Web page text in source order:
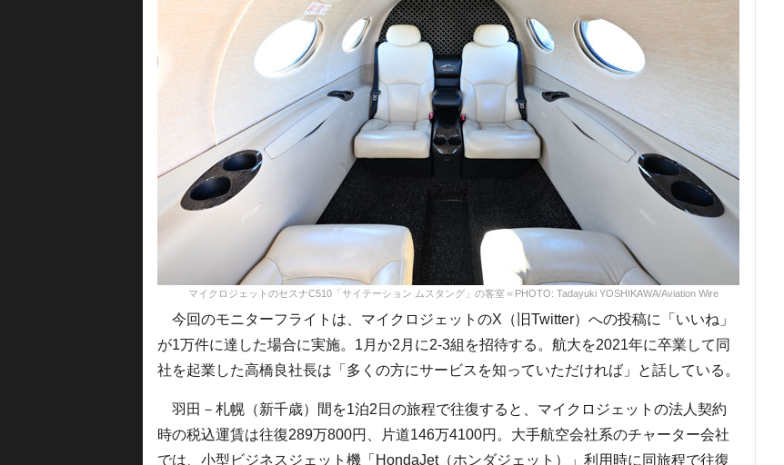
マイクロジェットのセスナC510「サイテーション ムスタング」の客室＝PHOTO: Tadayuki YOSHIKAWA/Aviation Wire
今回のモニターフライトは、マイクロジェットのX（旧Twitter）への投稿に「いいね」
が1万件に達した場合に実施。1月か2月に2-3組を招待する。航大を2021年に卒業して同
社を起業した高橋良社長は「多くの方にサービスを知っていただければ」と話している。
羽田－札幌（新千歳）間を1泊2日の旅程で往復すると、マイクロジェットの法人契約
時の税込運賃は往復289万800円、片道146万4100円。大手航空会社系のチャーター会社
では、小型ビジネスジェット機「HondaJet（ホンダジェット）」利用時に同旅程で往復